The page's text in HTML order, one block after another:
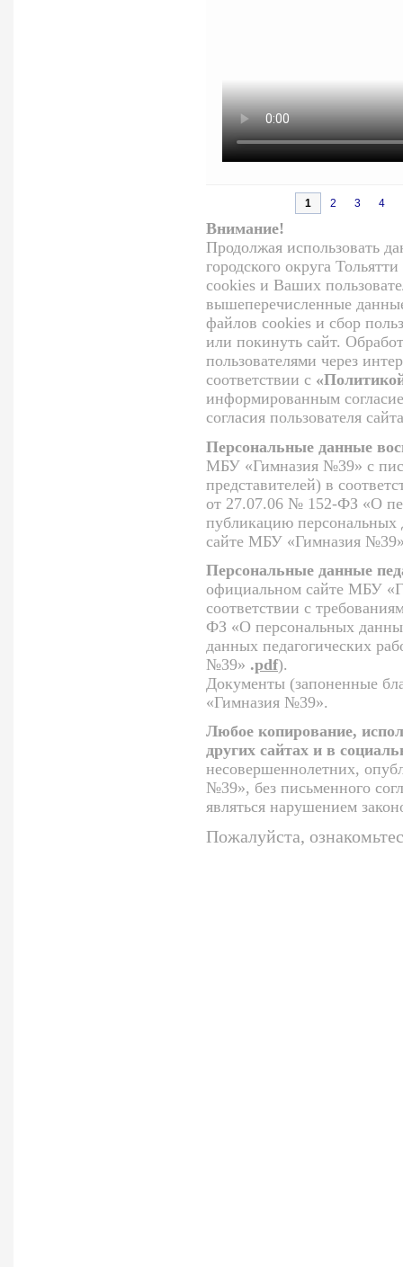
1 2 3 4
Внимание!
Продолжая использовать
городского округа
cookies и Ваших
вышеперечисленные
файлов cookies и сбор
или покинуть сайт.
пользователями через
соответствии с
информированным
согласия пользователя
Персональные данные
МБУ «Гимназия №39» с
представителей) в
от 27.07.06 № 152-ФЗ «О
публикацию
сайте МБУ «Гимназия
Персональные данные
официальном сайте МБУ
соответствии с
ФЗ «О персональных
данных педагогических
№39» .pdf).
Документы (запоненные
«Гимназия №39».
Любое копирование,
других сайтах и в
несовершеннолетних,
№39», без письменного
являться нарушением
Пожалуйста,